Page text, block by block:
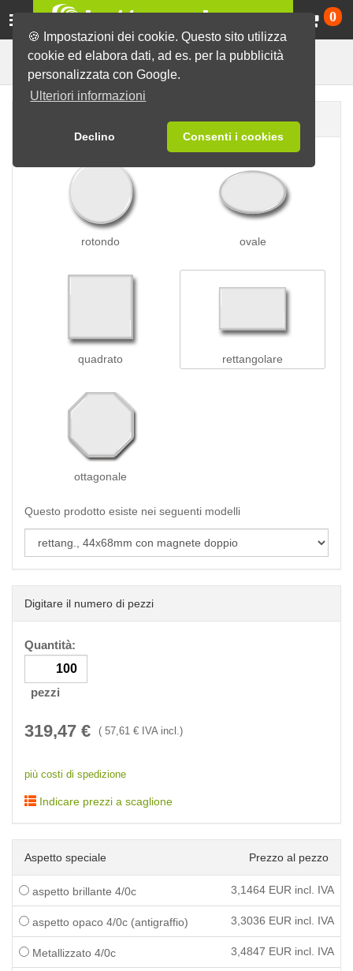
🍪 Impostazioni dei cookie. Questo sito utilizza
cookie ed elabora dati, ad es. per la pubblicità
personalizzata con Google.
Ulteriori informazioni
Declino Consenti i cookies
0
Spille Spille magnetiche per i vestiti
rotondo ovale
quadrato rettangolare
ottagonale
Questo prodotto esiste nei seguenti modelli
Digitare il numero di pezzi
Quantità:
pezzi
319,47 € ( 57,61 € IVA incl.)
più costi di spedizione
Indicare prezzi a scaglione
Aspetto speciale Prezzo al pezzo
aspetto brillante 4/0c 3,1464 EUR incl. IVA
aspetto opaco 4/0c (antigraffio) 3,3036 EUR incl. IVA
Metallizzato 4/0c 3,4847 EUR incl. IVA